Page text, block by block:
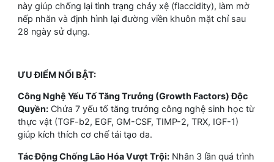
này giúp chống lại tình trạng chảy xệ (flaccidity), làm mờ
nếp nhăn và định hình lại đường viền khuôn mặt chỉ sau
28 ngày sử dụng.
ƯU ĐIỂM NỔI BẬT:
Công Nghệ Yếu Tố Tăng Trưởng (Growth Factors) Độc
Quyền: Chứa 7 yếu tố tăng trưởng công nghệ sinh học từ
thực vật (TGF-b2, EGF, GM-CSF, TIMP-2, TRX, IGF-1)
giúp kích thích cơ chế tái tạo da.
Tác Động Chống Lão Hóa Vượt Trội: Nhân 3 lần quá trình